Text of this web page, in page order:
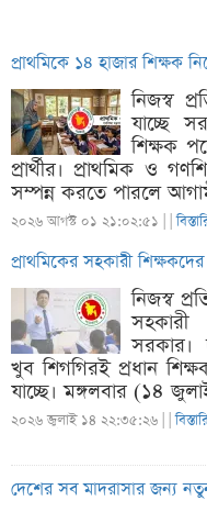
প্রাথমিকে ১৪ হাজার শিক্ষক
নিজস্ব
যাচ্ছে
শিক্ষক
প্রার্থীর। প্রাথমিক ও
সম্পন্ন করতে পারলে
২০২৬ আগস্ট ০১ ২১:০২:৫১ | |
প্রাথমিকের সহকারী
নিজস্ব
সরকার।
খুব শিগগিরই প্রধান
যাচ্ছে। মঙ্গলবার (১৪
২০২৬ জুলাই ১৪ ২২:৩৫:২৬ | |
দেশের সব মাদরাসার জন্য